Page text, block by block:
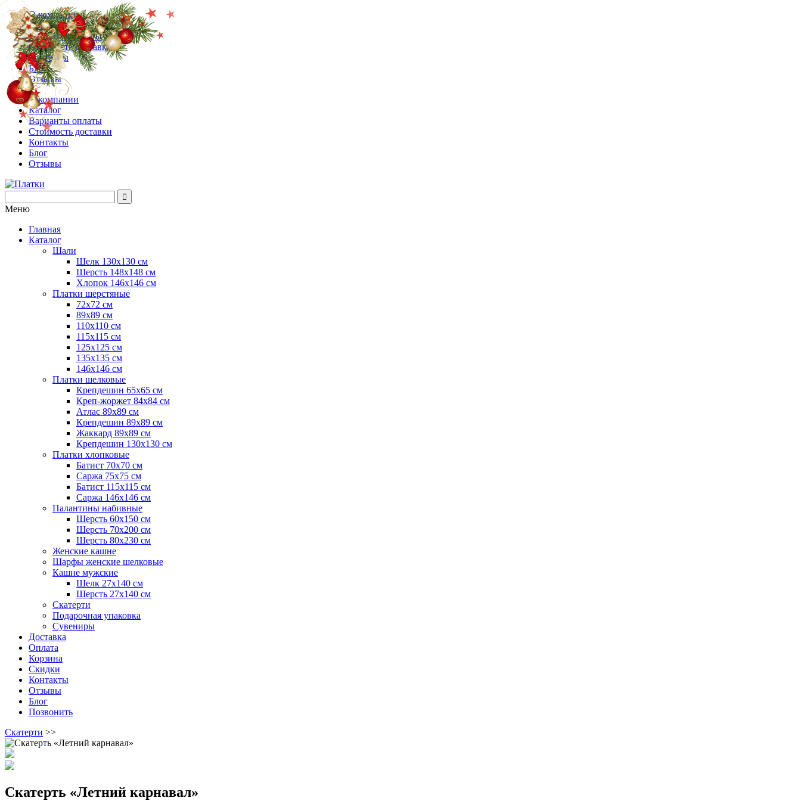
О компании
Каталог
Варианты оплаты
Стоимость доставки
Контакты
Блог
Отзывы
О компании
Каталог
Варианты оплаты
Стоимость доставки
Контакты
Блог
Отзывы
Меню
Главная
Каталог
Шали
Шелк 130х130 см
Шерсть 148х148 см
Хлопок 146х146 см
Платки шерстяные
72х72 см
89х89 см
110х110 см
115х115 см
125х125 см
135х135 см
146х146 см
Платки шелковые
Крепдешин 65х65 см
Креп-жоржет 84х84 см
Атлас 89х89 см
Крепдешин 89х89 см
Жаккард 89х89 см
Крепдешин 130х130 см
Платки хлопковые
Батист 70х70 см
Саржа 75х75 см
Батист 115х115 см
Саржа 146х146 см
Палантины набивные
Шерсть 60х150 см
Шерсть 70х200 см
Шерсть 80х230 см
Женские кашне
Шарфы женские шелковые
Кашне мужские
Шелк 27х140 см
Шерсть 27х140 см
Скатерти
Подарочная упаковка
Сувениры
Доставка
Оплата
Корзина
Скидки
Контакты
Отзывы
Блог
Позвонить
Скатерти >>
Скатерть «Летний карнавал»